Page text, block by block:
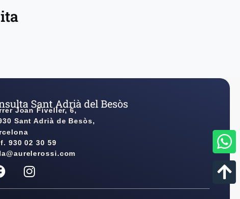
Sant Adrià del Besòs
Joan Fiveller, 6,
Sant Adrià de Besòs,
930 02 30 59